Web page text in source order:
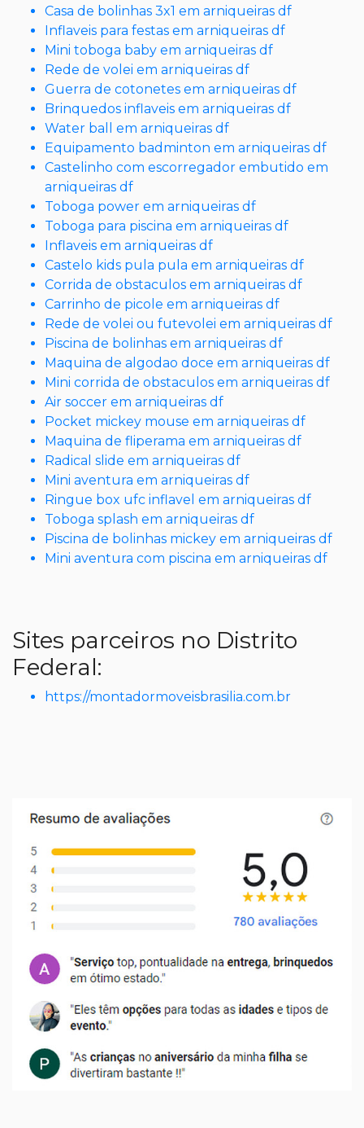
Casa de bolinhas 3x1 em arniqueiras df
Inflaveis para festas em arniqueiras df
Mini toboga baby em arniqueiras df
Rede de volei em arniqueiras df
Guerra de cotonetes em arniqueiras df
Brinquedos inflaveis em arniqueiras df
Water ball em arniqueiras df
Equipamento badminton em arniqueiras df
Castelinho com escorregador embutido em
arniqueiras df
Toboga power em arniqueiras df
Toboga para piscina em arniqueiras df
Inflaveis em arniqueiras df
Castelo kids pula pula em arniqueiras df
Corrida de obstaculos em arniqueiras df
Carrinho de picole em arniqueiras df
Rede de volei ou futevolei em arniqueiras df
Piscina de bolinhas em arniqueiras df
Maquina de algodao doce em arniqueiras df
Mini corrida de obstaculos em arniqueiras df
Air soccer em arniqueiras df
Pocket mickey mouse em arniqueiras df
Maquina de fliperama em arniqueiras df
Radical slide em arniqueiras df
Mini aventura em arniqueiras df
Ringue box ufc inflavel em arniqueiras df
Toboga splash em arniqueiras df
Piscina de bolinhas mickey em arniqueiras df
Mini aventura com piscina em arniqueiras df
Sites parceiros no Distrito
Federal:
https://montadormoveisbrasilia.com.br